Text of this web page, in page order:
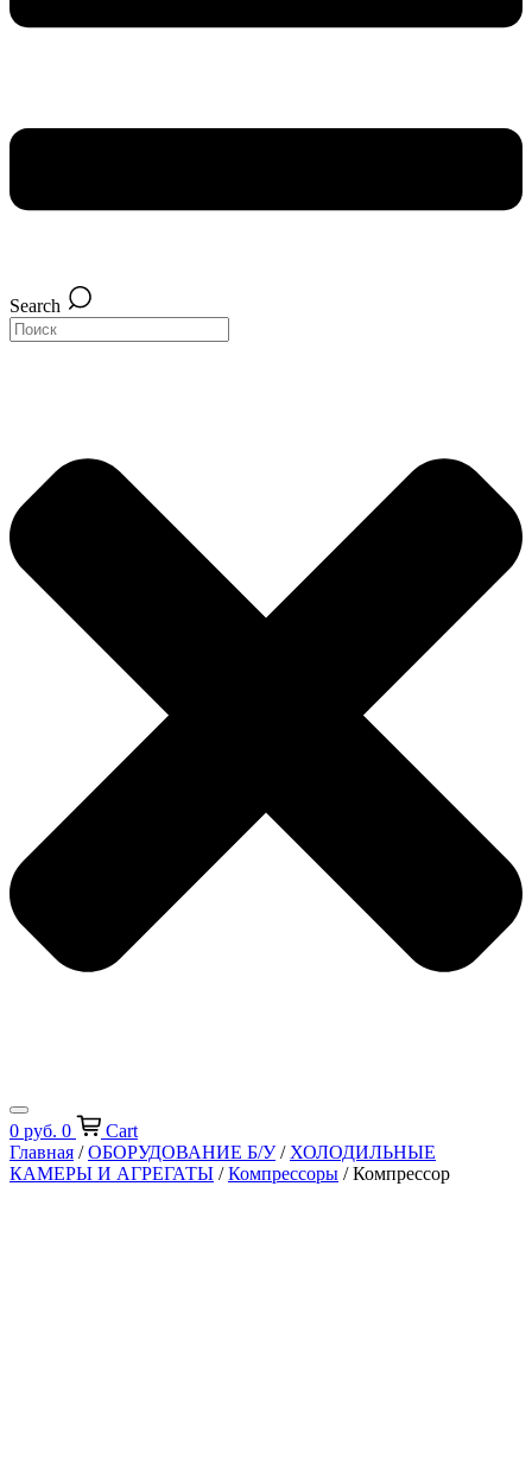
Search
0 руб. 0
Cart
Главная /ОБОРУДОВАНИЕ Б/У/ ХОЛОДИЛЬНЫЕ
КАМЕРЫ И АГРЕГАТЫ /Компрессоры / Компрессор